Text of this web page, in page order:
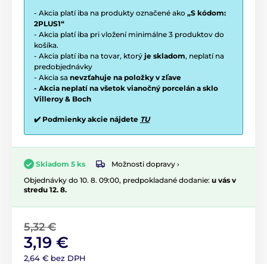
- Akcia platí iba na produkty označené ako „S kódom:
2PLUS1“
- Akcia platí iba pri vložení minimálne 3 produktov do
košíka.
- Akcia platí iba na tovar, ktorý je skladom, neplatí na
predobjednávky
- Akcia sa nevzťahuje na položky v zľave
- Akcia neplatí na všetok vianočný porcelán a sklo
Villeroy & Boch
✔️ Podmienky akcie nájdete TU
Skladom 5 ks
Možnosti dopravy ›
Objednávky do 10. 8. 09:00, predpokladané dodanie: u vás v
stredu 12. 8.
5,32 €
3,19 €
2,64 € bez DPH